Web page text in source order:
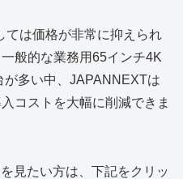
ては価格が非常に抑えられ
般的な業務用65インチ4K
多い中、JAPANNEXTは
コストを大幅に削減できま
見たい方は、下記をクリッ